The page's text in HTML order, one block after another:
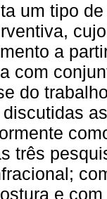
um tipo
a
com
do
três
e